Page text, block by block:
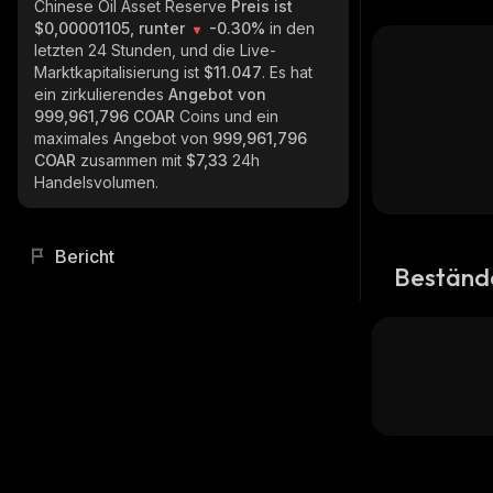
Chinese Oil Asset Reserve Preis ist
$0,00001105, runter
-0.30% in den
letzten 24 Stunden, und die Live-
Marktkapitalisierung ist $11.047. Es hat
ein zirkulierendes Angebot von
999,961,796 COAR Coins und ein
maximales Angebot von 999,961,796
COAR zusammen mit $7,33 24h
Handelsvolumen.
Bericht